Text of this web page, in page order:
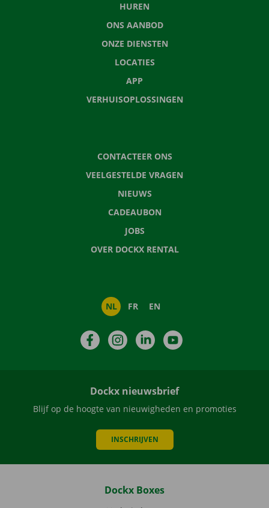
HUREN
ONS AANBOD
ONZE DIENSTEN
LOCATIES
APP
VERHUISOPLOSSINGEN
CONTACTEER ONS
VEELGESTELDE VRAGEN
NIEUWS
CADEAUBON
JOBS
OVER DOCKX RENTAL
NL FR EN
FacebookInstagramLinkedIn
Dockx nieuwsbrief
Blijf op de hoogte van nieuwigheden en promoties
INSCHRIJVEN
Dockx Boxes